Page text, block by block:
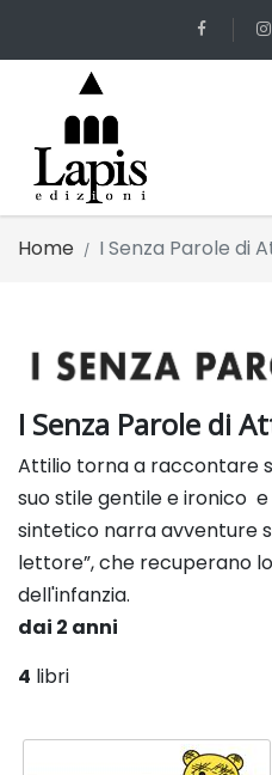
Home I Senza Parole di
I Senza Parole di
Attilio torna a raccontare
suo stile gentile e ironico
sintetico narra avventure
lettore”, che recuperano
dell'infanzia.
dai 2 anni
4 libri